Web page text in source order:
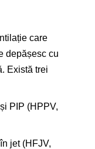
care
depășesc cu
Există trei
PIP (HPPV,
jet (HFJV,